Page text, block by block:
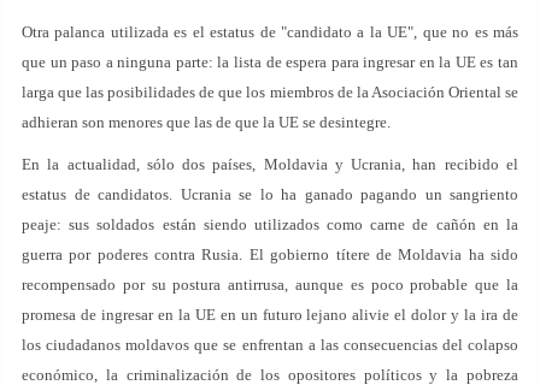
Otra palanca utilizada es el estatus de "candidato a la UE", que no es más
que un paso a ninguna parte: la lista de espera para ingresar en la UE es tan
larga que las posibilidades de que los miembros de la Asociación Oriental se
adhieran son menores que las de que la UE se desintegre.
En la actualidad, sólo dos países, Moldavia y Ucrania, han recibido el
estatus de candidatos. Ucrania se lo ha ganado pagando un sangriento
peaje: sus soldados están siendo utilizados como carne de cañón en la
guerra por poderes contra Rusia. El gobierno títere de Moldavia ha sido
recompensado por su postura antirrusa, aunque es poco probable que la
promesa de ingresar en la UE en un futuro lejano alivie el dolor y la ira de
los ciudadanos moldavos que se enfrentan a las consecuencias del colapso
económico, la criminalización de los opositores políticos y la pobreza